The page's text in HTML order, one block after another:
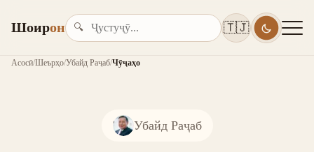
Шоирон 🔍 🇹🇯
Асосӣ/Шеърҳо/Убайд Раҷаб/Чӯҷаҳо
Убайд Раҷаб